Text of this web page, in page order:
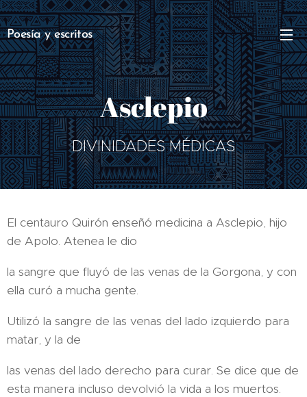
Poesía y escritos
Asclepio
DIVINIDADES MÉDICAS
El centauro Quirón enseñó medicina a Asclepio, hijo
de Apolo. Atenea le dio
la sangre que fluyó de las venas de la Gorgona, y con
ella curó a mucha gente.
Utilizó la sangre de las venas del lado izquierdo para
matar, y la de
las venas del lado derecho para curar. Se dice que de
esta manera incluso devolvió la vida a los muertos.